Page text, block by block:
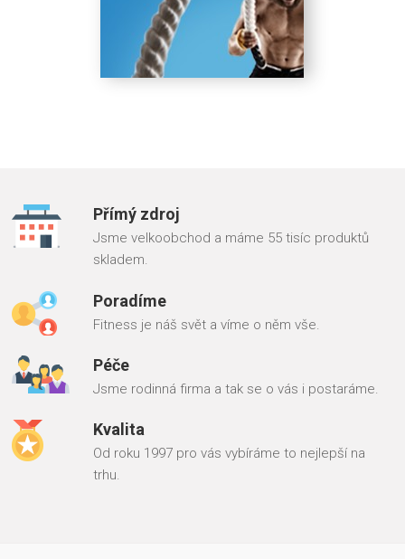
Přímý zdroj
Jsme velkoobchod a máme 55 tisíc produktů
skladem.
Poradíme
Fitness je náš svět a víme o něm vše.
Péče
Jsme rodinná firma a tak se o vás i postaráme.
Kvalita
Od roku 1997 pro vás vybíráme to nejlepší na
trhu.